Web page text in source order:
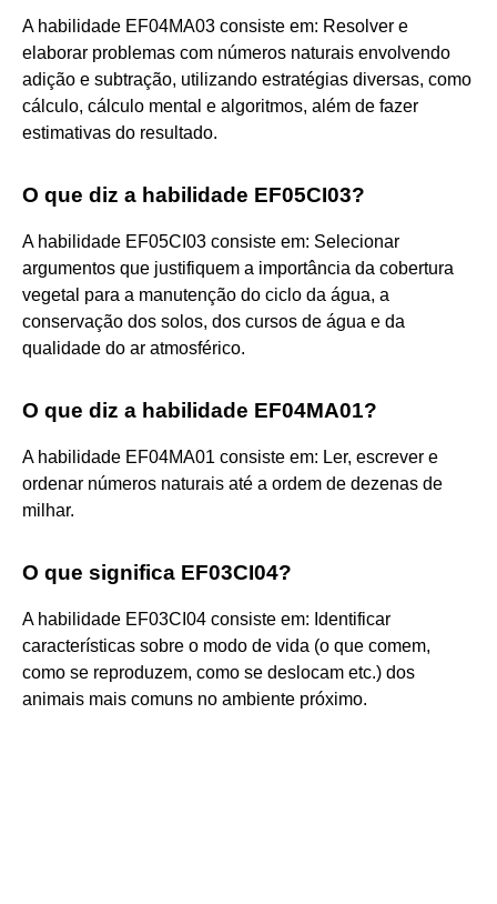
A habilidade EF04MA03 consiste em: Resolver e
elaborar problemas com números naturais envolvendo
adição e subtração, utilizando estratégias diversas, como
cálculo, cálculo mental e algoritmos, além de fazer
estimativas do resultado.
O que diz a habilidade EF05CI03?
A habilidade EF05CI03 consiste em: Selecionar
argumentos que justifiquem a importância da cobertura
vegetal para a manutenção do ciclo da água, a
conservação dos solos, dos cursos de água e da
qualidade do ar atmosférico.
O que diz a habilidade EF04MA01?
A habilidade EF04MA01 consiste em: Ler, escrever e
ordenar números naturais até a ordem de dezenas de
milhar.
O que significa EF03CI04?
A habilidade EF03CI04 consiste em: Identificar
características sobre o modo de vida (o que comem,
como se reproduzem, como se deslocam etc.) dos
animais mais comuns no ambiente próximo.